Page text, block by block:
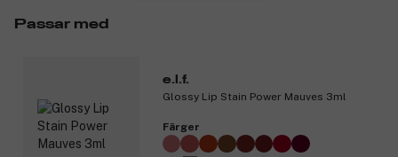
Produktnummer:
Passar med
e.l.f.
Glossy Lip Stain Power Mauves 3ml
Färger